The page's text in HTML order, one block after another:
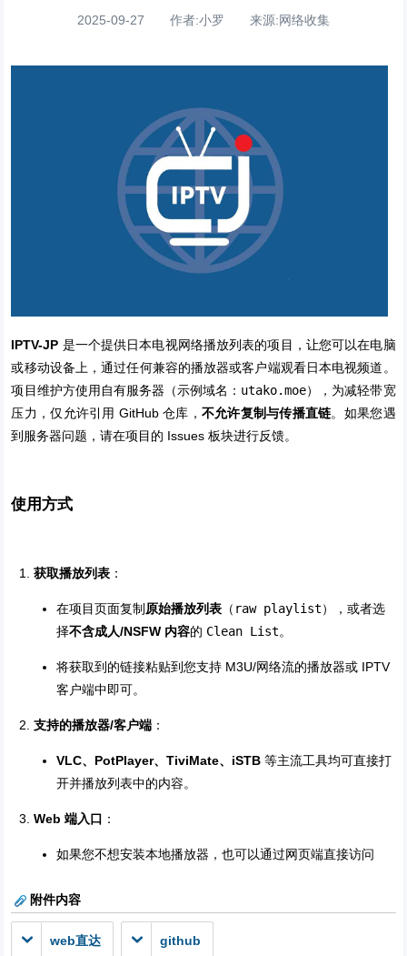
2025-09-27 作者:小罗 来源:网络收集
IPTV-JP 是一个提供日本电视网络播放列表的项目，让您可以在电脑
或移动设备上，通过任何兼容的播放器或客户端观看日本电视频道。
项目维护方使用自有服务器（示例域名： utako.moe），为减轻带宽
压力，仅允许引用 GitHub 仓库， 不允许复制与传播直链。如果您遇
到服务器问题，请在项目的 Issues 板块进行反馈。
使用方式
获取播放列表 ：
在项目页面复制 原始播放列表 （ raw playlist），或者选
择不含成人/NSFW 内容的 Clean List。
将获取到的链接粘贴到您支持 M3U/网络流的播放器或 IPTV
客户端中即可。
支持的播放器/客户端 ：
VLC、PotPlayer、TiviMate、iSTB 等主流工具均可直接打
开并播放列表中的内容。
Web 端入口 ：
如果您不想安装本地播放器，也可以通过网页端直接访问
附件内容
web直达 github